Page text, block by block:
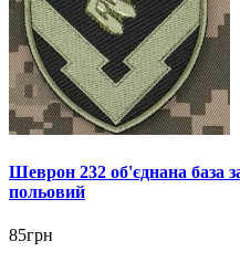
Шеврон 232 об'єднана база
польовий
85грн